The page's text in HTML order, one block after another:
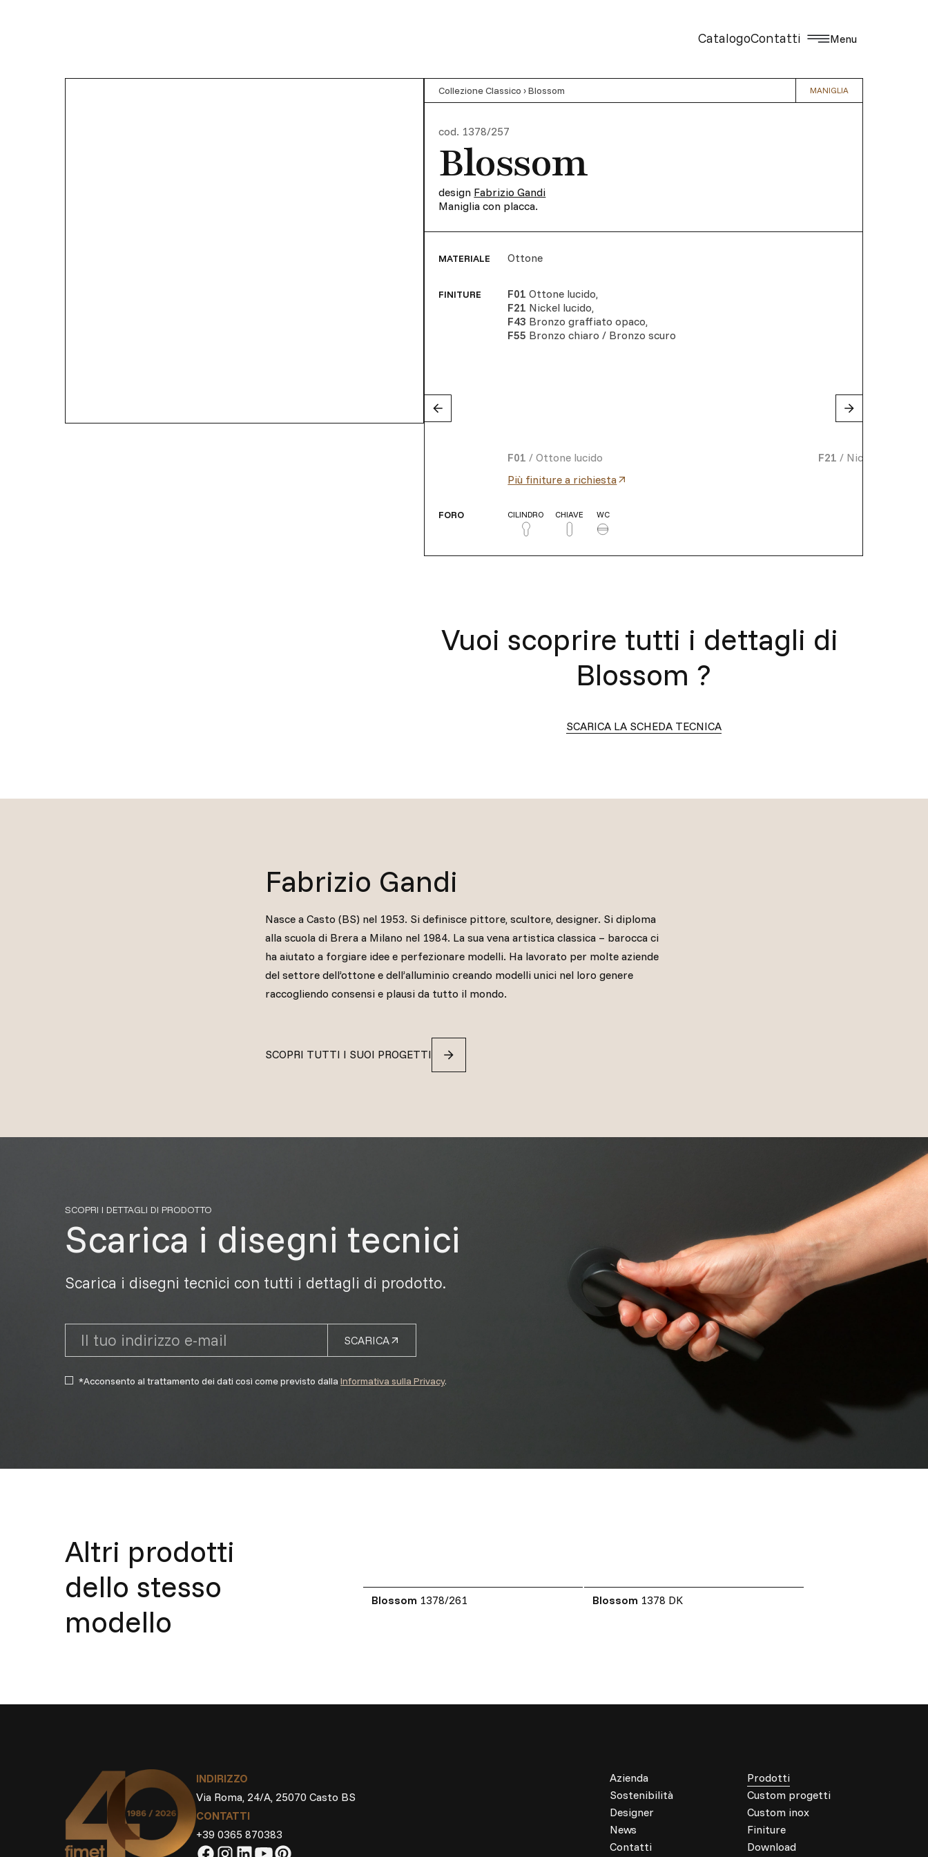
CatalogoContatti Menu
Collezione Classico ›Blossom MANIGLIA
cod. 1378/257
Blossom
design Fabrizio Gandi
Maniglia con placca.
MATERIALE Ottone
FINITURE F01 Ottone lucido,
F21 Nickel lucido,
F43 Bronzo graffiato opaco,
F55 Bronzo chiaro / Bronzo scuro
F01 /Ottone lucido F21 / Nickel lucido
Più finiture a richiesta
FORO CILINDRO CHIAVE WC
Vuoi scoprire tutti i dettagli di
Blossom ?
SCARICA LA SCHEDA TECNICA
Fabrizio Gandi
Nasce a Casto (BS) nel 1953. Si definisce pittore, scultore, designer. Si diploma
alla scuola di Brera a Milano nel 1984. La sua vena artistica classica – barocca ci
ha aiutato a forgiare idee e perfezionare modelli. Ha lavorato per molte aziende
del settore dell’ottone e dell’alluminio creando modelli unici nel loro genere
raccogliendo consensi e plausi da tutto il mondo.
SCOPRI TUTTI I SUOI PROGETTI
SCOPRI I DETTAGLI DI PRODOTTO
Scarica i disegni tecnici
Scarica i disegni tecnici con tutti i dettagli di prodotto.
SCARICA
*Acconsento al trattamento dei dati così come previsto dallaInformativa sulla Privacy.
Altri prodotti
dello stesso
modello
Blossom 1378/261 Blossom 1378 DK
INDIRIZZO
Via Roma, 24/A, 25070 Casto BS
CONTATTI
+39 0365 870383
Azienda
Sostenibilità
Designer
News
Contatti
Prodotti
Custom progetti
Custom inox
Finiture
Download